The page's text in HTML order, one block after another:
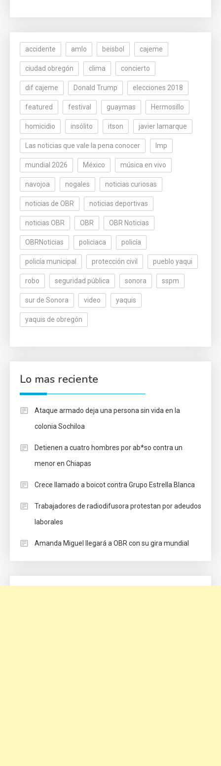
accidente amlo beisbol cajeme
ciudad obregón clima concierto
dif cajeme Donald Trump elecciones 2018
featured festival guaymas Hermosillo
homicidio insólito itson javier lamarque
Las noticias que vale la pena conocer lmp
mundial 2026 México música en vivo
navojoa nogales noticias curiosas
noticias de OBR noticias deportivas
noticias OBR OBR OBR Noticias
OBRNoticias policiaca policía
policía municipal protección civil pueblo yaqui
robo seguridad pública sonora sspm
sur de Sonora video yaquis
yaquis de obregón
Lo mas reciente
Ataque armado deja una persona sin vida en la
colonia Sochiloa
Detienen a cuatro hombres por ab*so contra un
menor en Chiapas
Crece llamado a boicot contra Grupo Estrella Blanca
Trabajadores de radiodifusora protestan por adeudos
laborales
Amanda Miguel llegará a OBR con su gira mundial